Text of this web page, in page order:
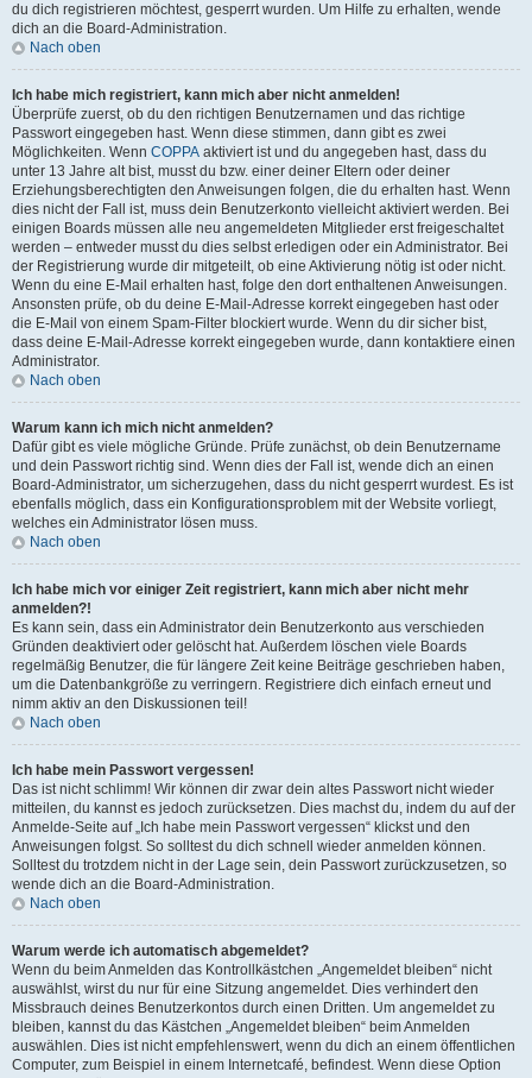
du dich registrieren möchtest, gesperrt wurden. Um Hilfe zu erhalten, wende
dich an die Board-Administration.
Nach oben
Ich habe mich registriert, kann mich aber nicht anmelden!
Überprüfe zuerst, ob du den richtigen Benutzernamen und das richtige
Passwort eingegeben hast. Wenn diese stimmen, dann gibt es zwei
Möglichkeiten. Wenn COPPA aktiviert ist und du angegeben hast, dass du
unter 13 Jahre alt bist, musst du bzw. einer deiner Eltern oder deiner
Erziehungsberechtigten den Anweisungen folgen, die du erhalten hast. Wenn
dies nicht der Fall ist, muss dein Benutzerkonto vielleicht aktiviert werden. Bei
einigen Boards müssen alle neu angemeldeten Mitglieder erst freigeschaltet
werden – entweder musst du dies selbst erledigen oder ein Administrator. Bei
der Registrierung wurde dir mitgeteilt, ob eine Aktivierung nötig ist oder nicht.
Wenn du eine E-Mail erhalten hast, folge den dort enthaltenen Anweisungen.
Ansonsten prüfe, ob du deine E-Mail-Adresse korrekt eingegeben hast oder
die E-Mail von einem Spam-Filter blockiert wurde. Wenn du dir sicher bist,
dass deine E-Mail-Adresse korrekt eingegeben wurde, dann kontaktiere einen
Administrator.
Nach oben
Warum kann ich mich nicht anmelden?
Dafür gibt es viele mögliche Gründe. Prüfe zunächst, ob dein Benutzername
und dein Passwort richtig sind. Wenn dies der Fall ist, wende dich an einen
Board-Administrator, um sicherzugehen, dass du nicht gesperrt wurdest. Es ist
ebenfalls möglich, dass ein Konfigurationsproblem mit der Website vorliegt,
welches ein Administrator lösen muss.
Nach oben
Ich habe mich vor einiger Zeit registriert, kann mich aber nicht mehr
anmelden?!
Es kann sein, dass ein Administrator dein Benutzerkonto aus verschieden
Gründen deaktiviert oder gelöscht hat. Außerdem löschen viele Boards
regelmäßig Benutzer, die für längere Zeit keine Beiträge geschrieben haben,
um die Datenbankgröße zu verringern. Registriere dich einfach erneut und
nimm aktiv an den Diskussionen teil!
Nach oben
Ich habe mein Passwort vergessen!
Das ist nicht schlimm! Wir können dir zwar dein altes Passwort nicht wieder
mitteilen, du kannst es jedoch zurücksetzen. Dies machst du, indem du auf der
Anmelde-Seite auf „Ich habe mein Passwort vergessen“ klickst und den
Anweisungen folgst. So solltest du dich schnell wieder anmelden können.
Solltest du trotzdem nicht in der Lage sein, dein Passwort zurückzusetzen, so
wende dich an die Board-Administration.
Nach oben
Warum werde ich automatisch abgemeldet?
Wenn du beim Anmelden das Kontrollkästchen „Angemeldet bleiben“ nicht
auswählst, wirst du nur für eine Sitzung angemeldet. Dies verhindert den
Missbrauch deines Benutzerkontos durch einen Dritten. Um angemeldet zu
bleiben, kannst du das Kästchen „Angemeldet bleiben“ beim Anmelden
auswählen. Dies ist nicht empfehlenswert, wenn du dich an einem öffentlichen
Computer, zum Beispiel in einem Internetcafé, befindest. Wenn diese Option